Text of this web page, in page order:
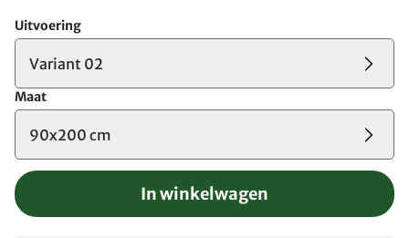
Uitvoering
Variant 02
Maat
90x200 cm
In winkelwagen